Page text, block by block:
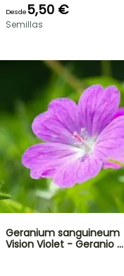
Desde5,50 €
Semillas
Geranium sanguineum
Vision Violet - Geranio …